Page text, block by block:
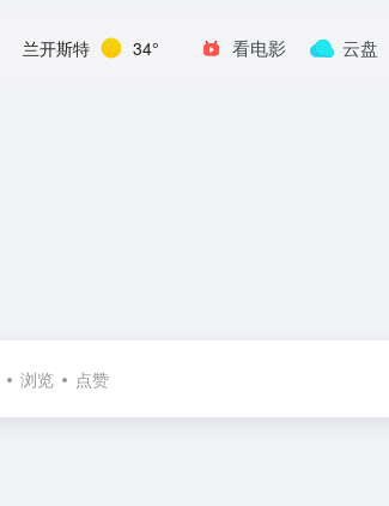
兰开斯特 34° 看电影 云盘
浏览 点赞